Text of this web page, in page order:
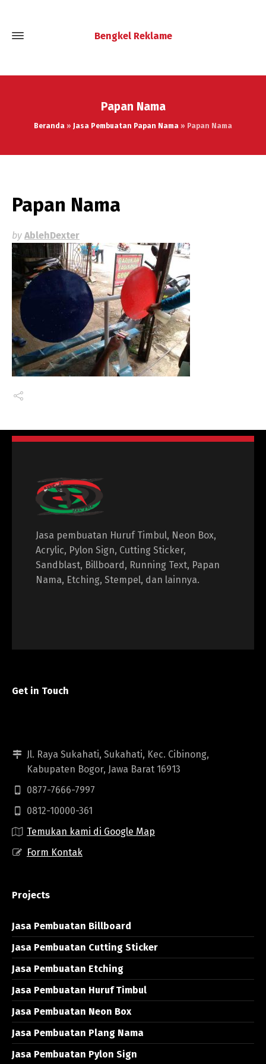
Bengkel Reklame
Papan Nama
Beranda » Jasa Pembuatan Papan Nama » Papan Nama
Papan Nama
by AblehDexter
Jasa pembuatan Huruf Timbul, Neon Box,
Acrylic, Pylon Sign, Cutting Sticker,
Sandblast, Billboard, Running Text, Papan
Nama, Etching, Stempel, dan lainnya.
Get in Touch
Jl. Raya Sukahati, Sukahati, Kec. Cibinong,
Kabupaten Bogor, Jawa Barat 16913
0877-7666-7997
0812-10000-361
Temukan kami di Google Map
Form Kontak
Projects
Jasa Pembuatan Billboard
Jasa Pembuatan Cutting Sticker
Jasa Pembuatan Etching
Jasa Pembuatan Huruf Timbul
Jasa Pembuatan Neon Box
Jasa Pembuatan Plang Nama
Jasa Pembuatan Pylon Sign